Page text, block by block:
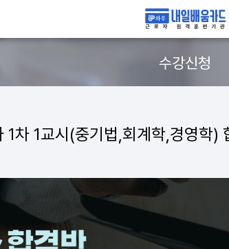
수강신청
1차 1교시(중기법,회계학,경영학)